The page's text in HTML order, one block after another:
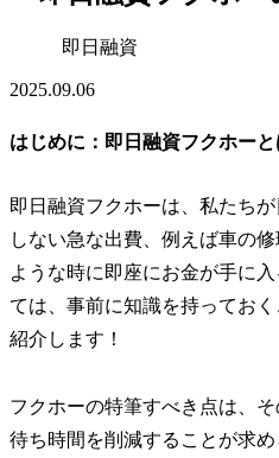
即日融資
2025.09.06
はじめに：即日融資フクホーと
即日融資フクホーは、私たち
しない急な出費、例えば車の
ような時に即座にお金が手に
ては、事前に知識を持ってお
紹介します！
フクホーの特筆すべき点は、
待ち時間を削減することが求